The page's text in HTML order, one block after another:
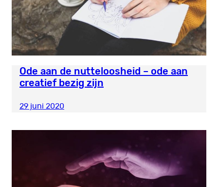
Ode aan de nutteloosheid – ode aan
creatief bezig zijn
29 juni 2020